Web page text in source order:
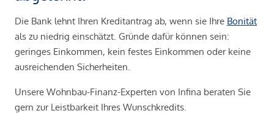
Die Bank lehnt Ihren Kreditantrag ab, wenn sie Ihre Bonität
als zu niedrig einschätzt. Gründe dafür können sein:
geringes Einkommen, kein festes Einkommen oder keine
ausreichenden Sicherheiten.
Unsere Wohnbau-Finanz-Experten von Infina beraten Sie
gern zur Leistbarkeit Ihres Wunschkredits.